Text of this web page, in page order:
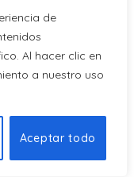
de
Al hacer clic en
a nuestro uso
Aceptar todo